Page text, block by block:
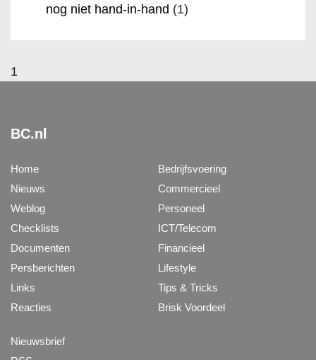
nog niet hand-in-hand (1)
1
BC.nl
Home
Nieuws
Weblog
Checklists
Documenten
Persberichten
Links
Reacties
Bedrijfsvoering
Commercieel
Personeel
ICT/Telecom
Financieel
Lifestyle
Tips & Tricks
Brisk Voordeel
Nieuwsbrief